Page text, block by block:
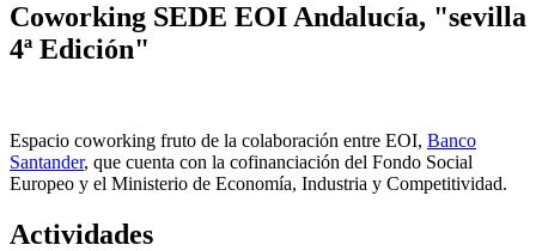
Coworking SEDE EOI Andalucía, "sevilla
4ª Edición"
Espacio coworking fruto de la colaboración entre EOI, Banco
Santander, que cuenta con la cofinanciación del Fondo Social
Europeo y el Ministerio de Economía, Industria y Competitividad.
Actividades